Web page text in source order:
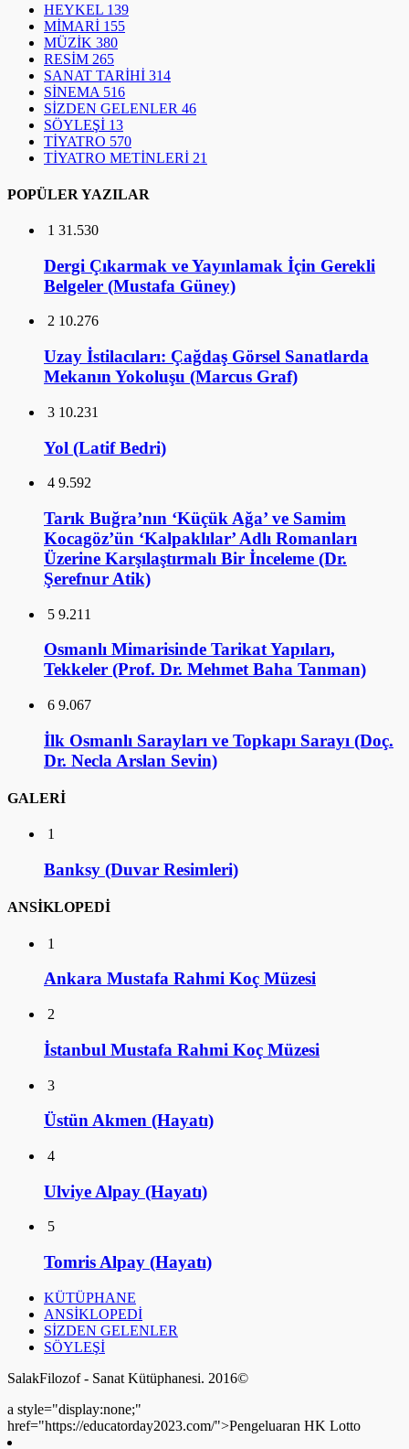
HEYKEL 139
MİMARİ 155
MÜZİK 380
RESİM 265
SANAT TARİHİ 314
SİNEMA 516
SİZDEN GELENLER 46
SÖYLEŞİ 13
TİYATRO 570
TİYATRO METİNLERİ 21
POPÜLER YAZILAR
1 31.530
Dergi Çıkarmak ve Yayınlamak İçin Gerekli
Belgeler (Mustafa Güney)
2 10.276
Uzay İstilacıları: Çağdaş Görsel Sanatlarda
Mekanın Yokoluşu (Marcus Graf)
3 10.231
Yol (Latif Bedri)
4 9.592
Tarık Buğra’nın ‘Küçük Ağa’ ve Samim
Kocagöz’ün ‘Kalpaklılar’ Adlı Romanları
Üzerine Karşılaştırmalı Bir İnceleme (Dr.
Şerefnur Atik)
5 9.211
Osmanlı Mimarisinde Tarikat Yapıları,
Tekkeler (Prof. Dr. Mehmet Baha Tanman)
6 9.067
İlk Osmanlı Sarayları ve Topkapı Sarayı (Doç.
Dr. Necla Arslan Sevin)
GALERİ
1
Banksy (Duvar Resimleri)
ANSİKLOPEDİ
1
Ankara Mustafa Rahmi Koç Müzesi
2
İstanbul Mustafa Rahmi Koç Müzesi
3
Üstün Akmen (Hayatı)
4
Ulviye Alpay (Hayatı)
5
Tomris Alpay (Hayatı)
KÜTÜPHANE
ANSİKLOPEDİ
SİZDEN GELENLER
SÖYLEŞİ
SalakFilozof - Sanat Kütüphanesi. 2016©
a style="display:none;"
href="https://educatorday2023.com/">Pengeluaran HK Lotto